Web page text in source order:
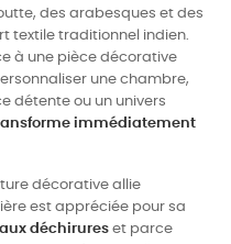
des arabesques et des
textile traditionnel indien.
à une pièce décorative
une chambre,
détente ou un univers
immédiatement
décorative allie
est appréciée pour sa
déchirures et parce